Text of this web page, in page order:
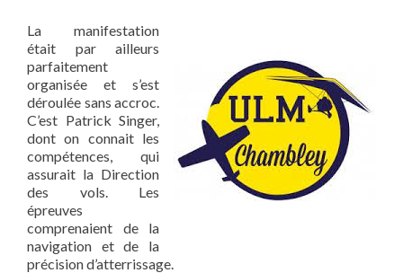
La manifestation
était par ailleurs
parfaitement
organisée et s’est
déroulée sans accroc.
C’est Patrick Singer,
dont on connait les
compétences, qui
assurait la Direction
des vols. Les
épreuves
comprenaient de la
navigation et de la
précision d’atterrissage.